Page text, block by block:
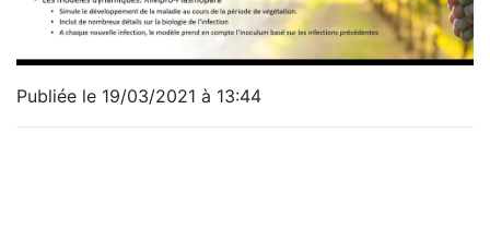
Publiée le 19/03/2021 à 13:44